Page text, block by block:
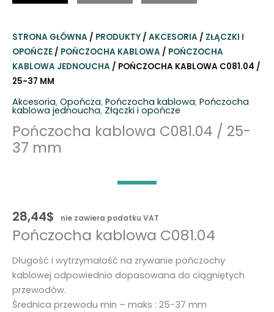
STRONA GŁÓWNA / PRODUKTY / AKCESORIA / ZŁĄCZKI I
OPOŃCZE / POŃCZOCHA KABLOWA / POŃCZOCHA
KABLOWA JEDNOUCHA / POŃCZOCHA KABLOWA C081.04 /
25-37 MM
Akcesoria, Opończa, Pończocha kablowa, Pończocha
kablowa jednoucha, Złączki i opończe
Pończocha kablowa C081.04 / 25-
37 mm
28,44$ nie zawiera podatku VAT
Pończocha kablowa C081.04
Długość i wytrzymałość na zrywanie pończochy
kablowej odpowiednio dopasowana do ciągniętych
przewodów.
Średnica przewodu min – maks : 25-37 mm